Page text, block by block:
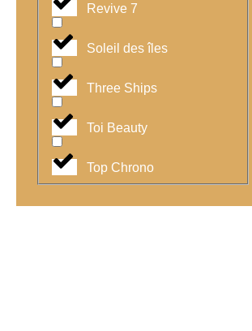
Revive 7
Soleil des îles
Three Ships
Toi Beauty
Top Chrono